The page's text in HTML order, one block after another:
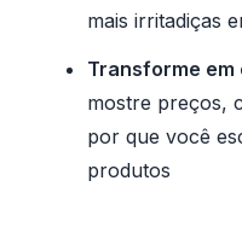
mais irritadiças
Transforme
mostre preços,
por que você
produtos